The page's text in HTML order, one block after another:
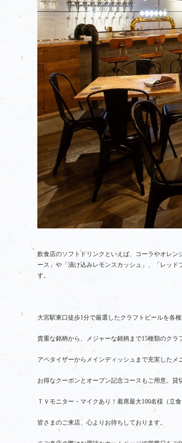
飲食店のソフトドリンクといえば、コーラやオレ
ース」や「漬け込みレモンスカッシュ」、「レッ
す。
大宮駅東口徒歩1分で厳選したクラフトビールを各
貴重な銘柄から、メジャーな銘柄まで15種類のクラ
アペタイザーからメインディッシュまで充実したメ
お得なクーポンとオープン記念コースもご用意。貸
ＴＶモニター・マイクあり！着席最大100名様（立
皆さまのご来店、心よりお待ちしております。